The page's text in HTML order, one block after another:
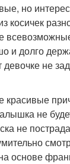
но
косичек
и долго
девочке не
не
не
основе